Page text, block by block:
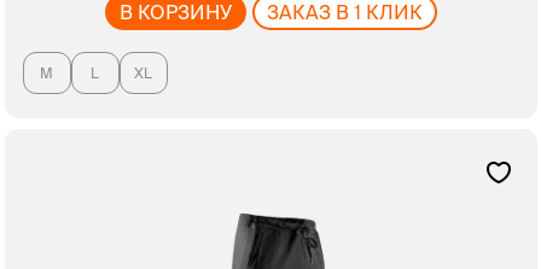
В КОРЗИНУ ЗАКАЗ В 1 КЛИК
M L XL